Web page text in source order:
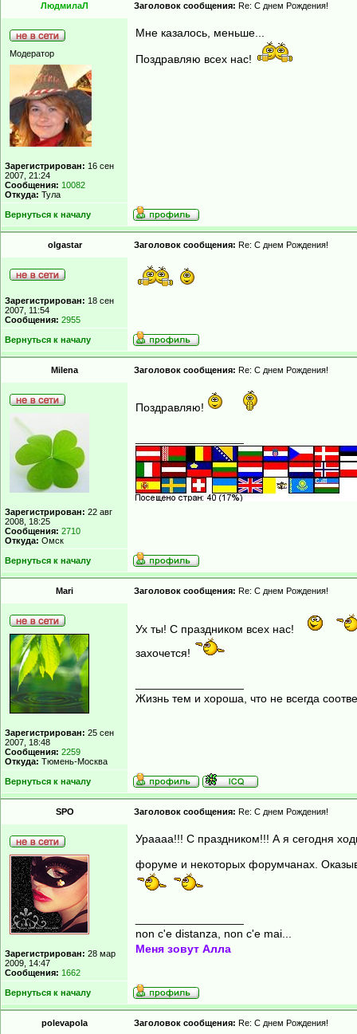
ЛюдмилаЛ Заголовок сообщения: Re: С днем Рождения!
Модератор
Зарегистрирован: 16 сен
2007, 21:24
Сообщения: 10082
Откуда: Тула
Мне казалось, меньше...
Поздравляю всех нас!
Вернуться к началу
olgastar Заголовок сообщения: Re: С днем Рождения!
Зарегистрирован: 18 сен
2007, 11:54
Сообщения: 2955
Вернуться к началу
Milena Заголовок сообщения: Re: С днем Рождения!
Зарегистрирован: 22 авг
2008, 18:25
Сообщения: 2710
Откуда: Омск
Поздравляю!
Вернуться к началу
Mari Заголовок сообщения: Re: С днем Рождения!
Зарегистрирован: 25 сен
2007, 18:48
Сообщения: 2259
Откуда: Тюмень-Москва
Ух ты! С праздником всех нас!
захочется!
Жизнь тем и хороша, что не всегда
Вернуться к началу
SPO Заголовок сообщения: Re: С днем Рождения!
Зарегистрирован: 28 мар
2009, 14:47
Сообщения: 1662
Ураааа!!! С праздником!!! А я сегодня
форуме и некоторых форумчанах.
non c'e distanza, non c'e mai...
Меня зовут Алла
Вернуться к началу
polevapola Заголовок сообщения: Re: С днем Рождения!